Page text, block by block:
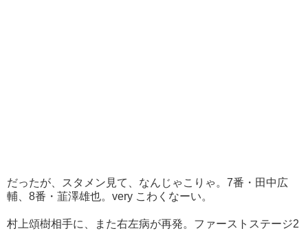
だったが、スタメン見て、なんじゃこりゃ。7番・田中広
輔、8番・韮澤雄也。very こわくなーい。
村上頌樹相手に、また右左病が再発。ファーストステージ2